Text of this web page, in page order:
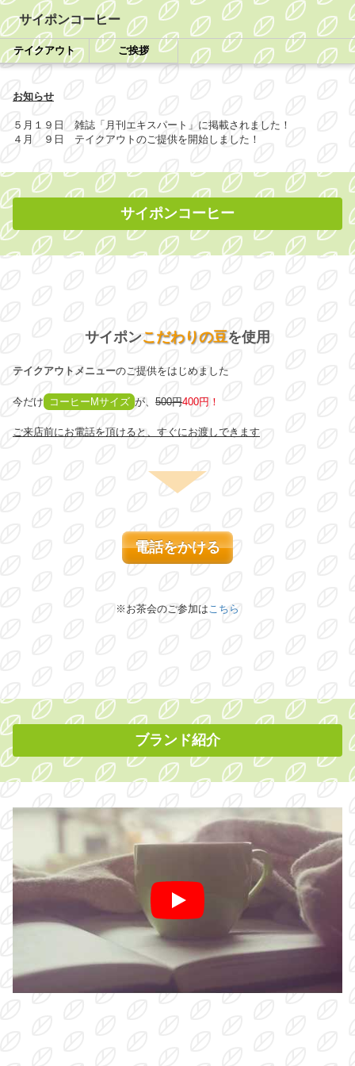
サイポンコーヒー
テイクアウト ご挨拶
お知らせ
５月１９日 雑誌「月刊エキスパート」に掲載されました！
４月 ９日 テイクアウトのご提供を開始しました！
サイポンコーヒー
サイポンこだわりの豆を使用
テイクアウトメニューのご提供をはじめました
今だけ コーヒーMサイズ が、500円400円 ！
ご来店前にお電話を頂けると、すぐにお渡しできます
電話をかける
※お茶会のご参加はこちら
ブランド紹介